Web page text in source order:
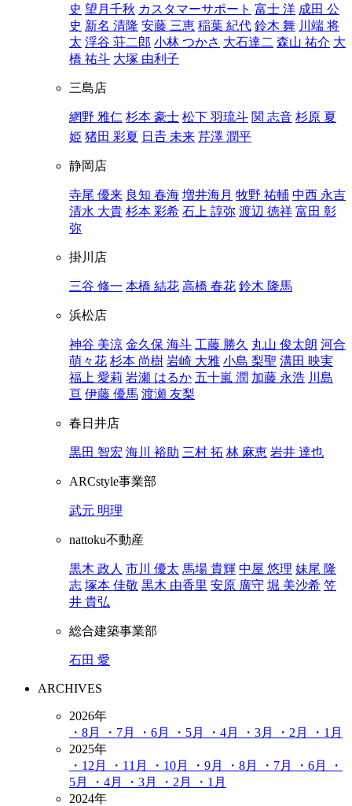
史 望月千秋 カスタマーサポート 富士 洋 成田 公
史 新名 清隆 安藤 三恵 稲葉 紀代 鈴木 舞 川端 将
太 浮谷 荘二郎 小林 つかさ 大石達二 森山 祐介 大
橋 祐斗 大塚 由利子
三島店
網野 雅仁 杉本 豪士 松下 羽琉斗 関 志音 杉原 夏
姫 猪田 彩夏 日𠮷 未来 芹澤 潤平
静岡店
寺尾 優来 良知 春海 増井海月 牧野 祐輔 中西 永吉
清水 大貴 杉本 彩希 石上 諄弥 渡辺 徳祥 富田 彰
弥
掛川店
三谷 修一 本橋 結花 高橋 春花 鈴木 隆馬
浜松店
神谷 美涼 金久保 海斗 工藤 勝久 丸山 俊太朗 河合
萌々花 杉本 尚樹 岩崎 大雅 小島 梨聖 溝田 映実
福上 愛莉 岩瀬 はるか 五十嵐 潤 加藤 永浩 川島
亘 伊藤 優馬 渡瀬 友梨
春日井店
黒田 智宏 海川 裕助 三村 拓 林 麻恵 岩井 達也
ARCstyle事業部
武元 明理
nattoku不動産
黒木 政人 市川 優太 馬場 貴輝 中屋 悠理 妹尾 隆
志 塚本 佳敬 黒木 由香里 安原 廣守 堀 美沙希 笠
井 貴弘
総合建築事業部
石田 愛
ARCHIVES
2026年
・8月
・7月 ・6月 ・5月 ・4月 ・3月 ・2月
・1月
2025年
・12月
・11月 ・10月 ・9月 ・8月 ・7月 ・6月
・
5月
・4月 ・3月 ・2月
・1月
2024年